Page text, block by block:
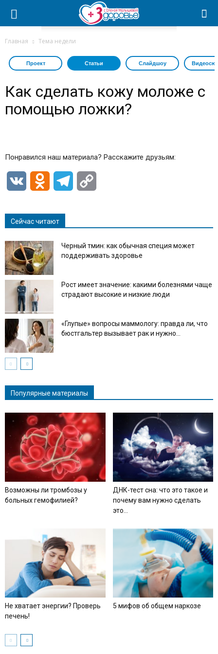
Главная Тема недели
Проект Статьи Слайдшоу
Как сделать кожу моложе с
помощью ложки?
Понравился наш материала? Расскажите друзьям:
VK Odnoklassniki
Telegram
Сейчас читают
Черный тмин: как обычная специя может
поддерживать здоровье
Рост имеет значение: какими болезнями чаще
страдают высокие и низкие люди
«Глупые» вопросы маммологу: правда ли, что
бюстгальтер вызывает рак и нужно...
Популярные материалы
Возможны ли тромбозы у
больных гемофилией?
ДНК-тест сна: что это такое и
почему вам нужно сделать
это...
Не хватает энергии? Проверь
печень!
5 мифов об общем наркозе